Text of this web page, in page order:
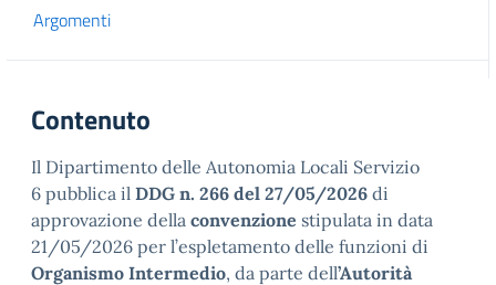
Argomenti
Contenuto
Il Dipartimento delle Autonomia Locali Servizio
6 pubblica il DDG n. 266 del 27/05/2026 di
approvazione della convenzione stipulata in data
21/05/2026 per l’espletamento delle funzioni di
Organismo Intermedio, da parte dell’Autorità